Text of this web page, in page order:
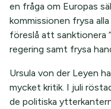
en fråga om Europas
kommissionen frysa
föreslå att sanktionera
regering samt frysa
Ursula von der Leyen
mycket kritik. I juli
de politiska